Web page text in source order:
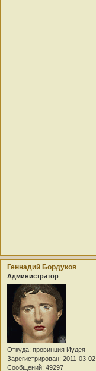
Геннадий Бордуков
Администратор
Откуда: провинция Иудея
Зарегистрирован: 2011-03-02
Сообщений: 49297